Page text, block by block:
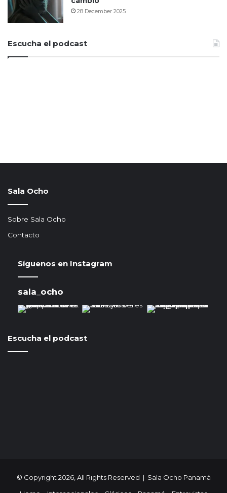
28 December 2025
Escucha el podcast
Sala Ocho
Sobre Sala Ocho
Contacto
Síguenos en Instagram
sala_ocho
Escucha el podcast
© Copyright 2026, All Rights Reserved | Sala Ocho Panamá